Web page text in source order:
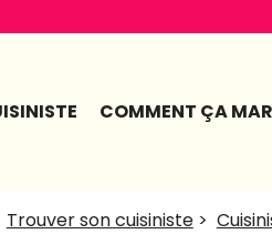
COMMENT ÇA
Trouver son cuisiniste>